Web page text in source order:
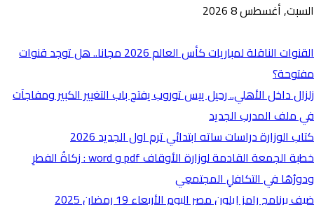
السبت, أغسطس 8 2026
القنوات الناقلة لمباريات كأس العالم 2026 مجانا.. هل توجد قنوات
مفتوحة؟
زلزال داخل الأهلي.. رحيل ييس توروب يفتح باب التغيير الكبير ومفاجآت
في ملف المدرب الجديد
كتاب الوزارة دراسات ساته ابتدائي ترم اول الجديد 2026
خطبة الجمعة القادمة لوزارة الأوقاف pdf و word : زكاةُ الفطرِ
ودورُهَا في التكافلِ المجتمعِي
ضيف برنامج رامز إيلون مصر اليوم الأربعاء 19 رمضان 2025